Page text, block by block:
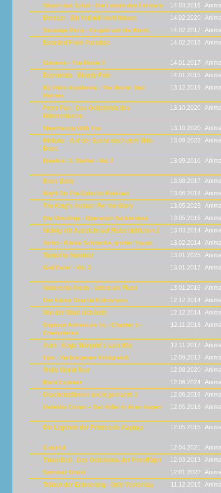
Shaun das Schaf - Die Lamas des Farmers
14.03.2016
Everest - Ein Yeti will hoch hinaus
14.02.2020
Sausage Party - Es geht um die Wurst
14.02.2017
Expelled From Paradise
14.02.2016
Gintama - The Movie 2 14.01.2017
Bayonetta - Bloody Fate
14.01.2015
My Hero Academia - The Movie: Two
Heroes
13.12.2019
Peter Pan - Das Geheimnis des
Nimmerbuchs
13.10.2020
Weathering With You 13.10.2020
Minions - Auf der Suche nach dem Mini-
Boss
13.09.2022
Nisekoi - 2. Staffel - Vol. 2 13.09.2016
Boss Baby 13.08.2017
Night On The Galactic Railroad
13.06.2018
The King's Avatar: For the Glory
13.05.2023
Die Winzlinge - Operation Zuckerdose
13.05.2016
Wolkig mit Aussicht auf Fleischbällchen 2
13.03.2014
Turbo - Kleine Schnecke, großer Traum
13.02.2014
Tunnel to Summer
13.01.2025
God Eater - Vol. 3
13.01.2017
Watership Down - Unten am Fluss 13.01.2016
Der kleine Drache Kokosnuss
12.12.2014
Wie der Wind sich hebt
12.12.2014
Digimon Adventure tri. - Chapter 5 -
Coexistence
12.11.2018
Aura - Koga Maryuin´s Last War 12.11.2017
Epic - Verborgenes Königreich
12.09.2013
Trolls World Tour
12.08.2020
Mars Express
12.06.2024
Drachenzähmen leicht gemacht 3
12.06.2019
Detektiv Conan – Der Killer in ihren Augen
12.05.2018
Die Legende der Prinzessin Kaguya 12.05.2015
Colorful 12.04.2021
TinkerBell - Das Geheimnis der Feenflügel
12.03.2013
Summer Ghost
12.01.2023
Tränen der Erinnerung - Only Yesterday
11.12.2015